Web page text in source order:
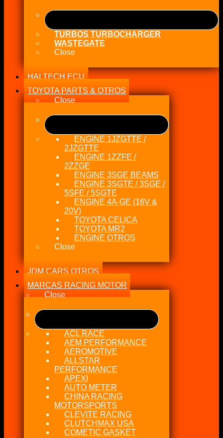
TURBOS TURBOCHARGER
WASTEGATE
Close
HALTECH ECU
TOYOTA PARTS & OTROS
Close
ENGINE 1JZGTTE /
2JZGTTE
ENGINE 1ZZFE /
2ZZGE
ENGINE 3SGE BEAMS
ENGINE 3SGTE / 3SGE /
5SFE / 5SGTE
ENGINE 4A-GE (16V &
20V)
TOYOTA CELICA
TOYOTA MR2
ENGINE OTROS
Close
JDM CARS OTROS
MARCAS RACING MOTOR
Close
ACL RACE
AEM PERFORMANCE
AEROMOTIVE
ALLSTAR
PERFORMANCE
APEXI
AUTO METER
CHINA RACING
MOTORSPORTS
CLEVITE RACING
CLUTCHMAX USA
COMETIC GASKET